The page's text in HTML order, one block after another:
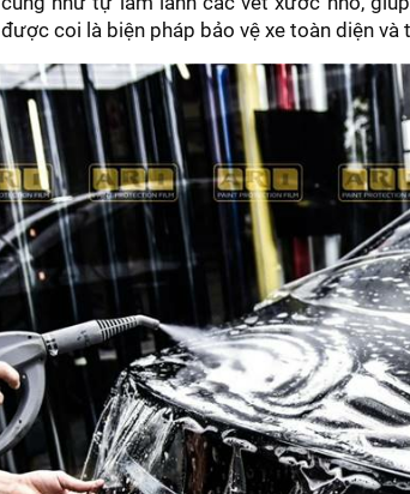
được coi là biện pháp bảo vệ xe toàn diện